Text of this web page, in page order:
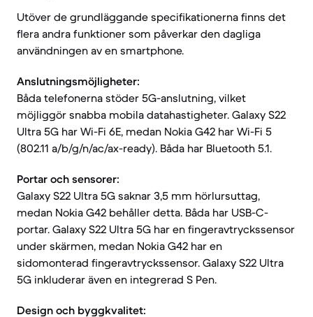
Utöver de grundläggande specifikationerna finns det
flera andra funktioner som påverkar den dagliga
användningen av en smartphone.
Anslutningsmöjligheter:
Båda telefonerna stöder 5G-anslutning, vilket
möjliggör snabba mobila datahastigheter. Galaxy S22
Ultra 5G har Wi-Fi 6E, medan Nokia G42 har Wi-Fi 5
(802.11 a/b/g/n/ac/ax-ready). Båda har Bluetooth 5.1.
Portar och sensorer:
Galaxy S22 Ultra 5G saknar 3,5 mm hörlursuttag,
medan Nokia G42 behåller detta. Båda har USB-C-
portar. Galaxy S22 Ultra 5G har en fingeravtryckssensor
under skärmen, medan Nokia G42 har en
sidomonterad fingeravtryckssensor. Galaxy S22 Ultra
5G inkluderar även en integrerad S Pen.
Design och byggkvalitet: